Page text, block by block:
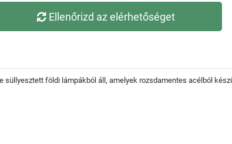
Ellenőrizd az elérhetőséget
süllyesztett földi lámpákból áll, amelyek rozsdamentes acélból